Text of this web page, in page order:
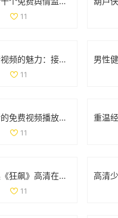
11
探索妖精视频的魅力：接触幻想世界的新视角与新体验
11
探索最新的免费视频播放平台，畅享丰富影视资源与精彩内容
11
全新剧集《狂飙》高清在线免费观看，热血剧情引人入胜不容错过
11